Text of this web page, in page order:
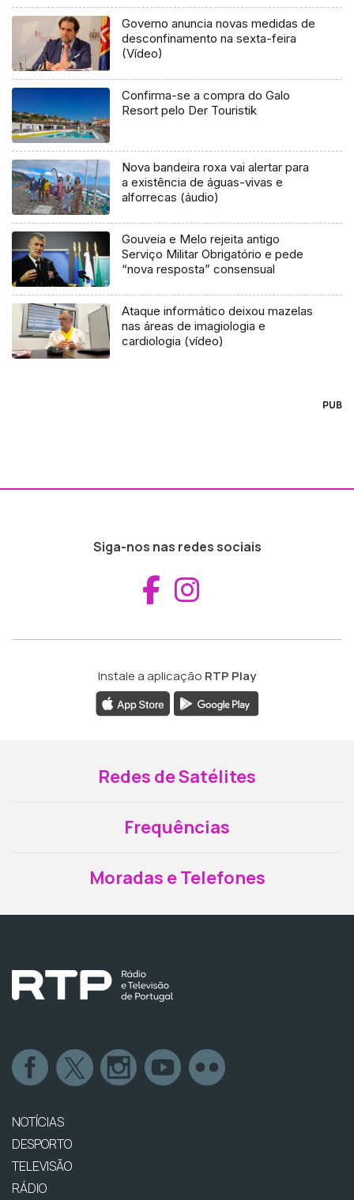
Governo anuncia novas medidas de
desconfinamento na sexta-feira
(Vídeo)
Confirma-se a compra do Galo
Resort pelo Der Touristik
Nova bandeira roxa vai alertar para
a existência de águas-vivas e
alforrecas (áudio)
Gouveia e Melo rejeita antigo
Serviço Militar Obrigatório e pede
“nova resposta” consensual
Ataque informático deixou mazelas
nas áreas de imagiologia e
cardiologia (vídeo)
PUB
Siga-nos nas redes sociais
Aceder ao
Instale a aplicação RTP Play
Redes de Satélites
Frequências
Moradas e Telefones
NOTÍCIAS
DESPORTO
TELEVISÃO
RÁDIO